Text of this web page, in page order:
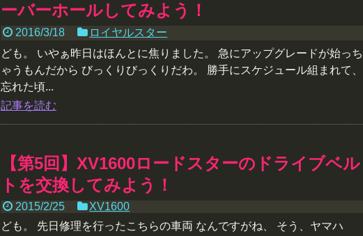
ーバーホールしてみよう！
2016/3/18
ロイヤルスター
ども。 いやぁ昨日はほんとに焦りました。 急にアップグレードが始っち
ゃうもんだから びっくりびっくりだわ。 勝手にスケジュール組まれて、
忘れた頃...
記事を読む
【第5回】XV1600ロードスターのドライブベル
トを交換してみよう！
2015/2/25
XV1600
ども。 先日修理を行ったこちらの車両 なんですがね、 そう、ヤマハ